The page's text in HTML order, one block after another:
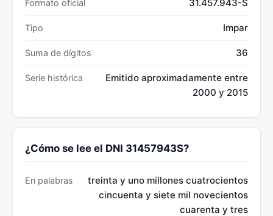
Formato oficial 31.457.943-S
Tipo Impar
Suma de dígitos 36
Serie histórica
Emitido aproximadamente entre
2000 y 2015
¿Cómo se lee el DNI 31457943S?
En palabras
treinta y uno millones cuatrocientos
cincuenta y siete mil novecientos
cuarenta y tres